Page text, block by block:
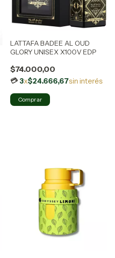
LATTAFA BADEE AL OUD
GLORY UNISEX X100V EDP
$74.000,00
3x$24.666,67sin interés